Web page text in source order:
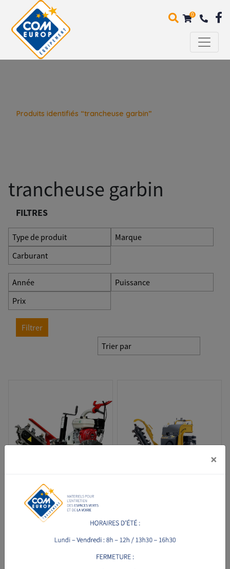
0
Produits identifiés “trancheuse garbin”
trancheuse garbin
FILTRES
Type de produit
Marque
Carburant
Année
Puissance
Prix
Filtrer
Trier par
VOIR LA FICHE PRODUIT
×